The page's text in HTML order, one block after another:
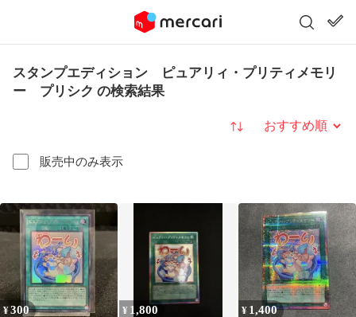
スタンプエディション ピュアリィ・プリティメモリ
ー プリシク の検索結果
販売中のみ表示
並び替え
¥300 ¥ 1,800 ¥ 1,400